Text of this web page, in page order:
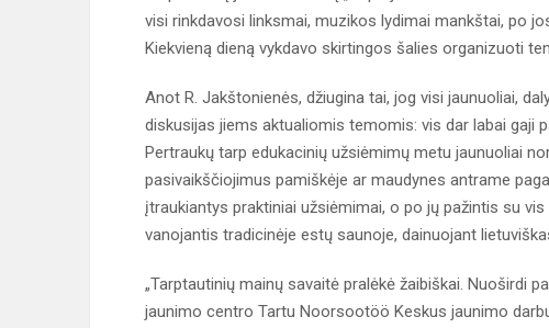
visi rinkdavosi linksmai, muzikos lydimai mankštai, po
Kiekvieną dieną vykdavo skirtingos šalies organizuoti
Anot R. Jakštonienės, džiugina tai, jog visi jaunuoliai,
diskusijas jiems aktualiomis temomis: vis dar labai gaji
Pertraukų tarp edukacinių užsiėmimų metu jaunuoliai
pasivaikščiojimus pamiškėje ar maudynes antrame
įtraukiantys praktiniai užsiėmimai, o po jų pažintis su
vanojantis tradicinėje estų saunoje, dainuojant
„Tarptautinių mainų savaitė pralėkė žaibiškai. Nuoširdi
jaunimo centro Tartu Noorsootöö Keskus jaunimo